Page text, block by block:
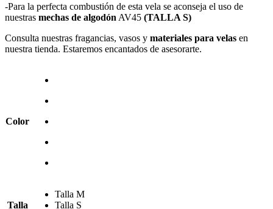
-Para la perfecta combustión de esta vela se aconseja el uso de
nuestras mechas de algodón AV45 (TALLA S)
Consulta nuestras fragancias, vasos y materiales para velas en
nuestra tienda. Estaremos encantados de asesorarte.
Color
Talla
Talla M
Talla S